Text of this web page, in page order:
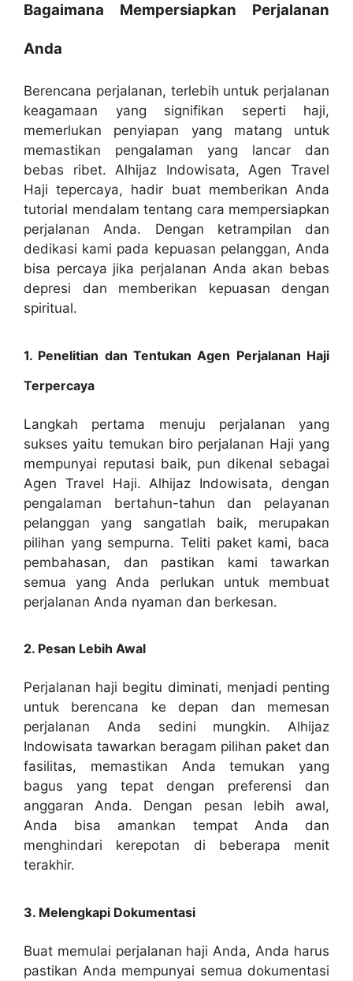
Bagaimana Mempersiapkan Perjalanan
Anda
Berencana perjalanan, terlebih untuk perjalanan
keagamaan yang signifikan seperti haji,
memerlukan penyiapan yang matang untuk
memastikan pengalaman yang lancar dan
bebas ribet. Alhijaz Indowisata, Agen Travel
Haji tepercaya, hadir buat memberikan Anda
tutorial mendalam tentang cara mempersiapkan
perjalanan Anda. Dengan ketrampilan dan
dedikasi kami pada kepuasan pelanggan, Anda
bisa percaya jika perjalanan Anda akan bebas
depresi dan memberikan kepuasan dengan
spiritual.
1. Penelitian dan Tentukan Agen Perjalanan Haji
Terpercaya
Langkah pertama menuju perjalanan yang
sukses yaitu temukan biro perjalanan Haji yang
mempunyai reputasi baik, pun dikenal sebagai
Agen Travel Haji. Alhijaz Indowisata, dengan
pengalaman bertahun-tahun dan pelayanan
pelanggan yang sangatlah baik, merupakan
pilihan yang sempurna. Teliti paket kami, baca
pembahasan, dan pastikan kami tawarkan
semua yang Anda perlukan untuk membuat
perjalanan Anda nyaman dan berkesan.
2. Pesan Lebih Awal
Perjalanan haji begitu diminati, menjadi penting
untuk berencana ke depan dan memesan
perjalanan Anda sedini mungkin. Alhijaz
Indowisata tawarkan beragam pilihan paket dan
fasilitas, memastikan Anda temukan yang
bagus yang tepat dengan preferensi dan
anggaran Anda. Dengan pesan lebih awal,
Anda bisa amankan tempat Anda dan
menghindari kerepotan di beberapa menit
terakhir.
3. Melengkapi Dokumentasi
Buat memulai perjalanan haji Anda, Anda harus
pastikan Anda mempunyai semua dokumentasi